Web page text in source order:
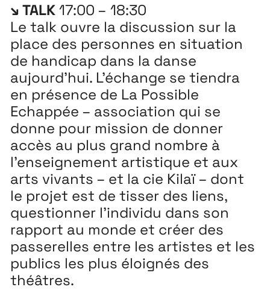
↘ TALK17:00 – 18:30
Le talk ouvre la discussion sur la
place des personnes en situation
de handicap dans la danse
aujourd’hui. L’échange se tiendra
en présence de La Possible
Echappée – association qui se
donne pour mission de donner
accès au plus grand nombre à
l’enseignement artistique et aux
arts vivants – et la cie Kilaï – dont
le projet est de tisser des liens,
questionner l’individu dans son
rapport au monde et créer des
passerelles entre les artistes et les
publics les plus éloignés des
théâtres.